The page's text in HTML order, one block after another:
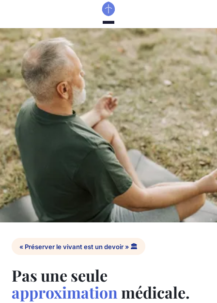
« Préserver le vivant est un devoir » 🏛️
Pas une seule
approximation médicale.